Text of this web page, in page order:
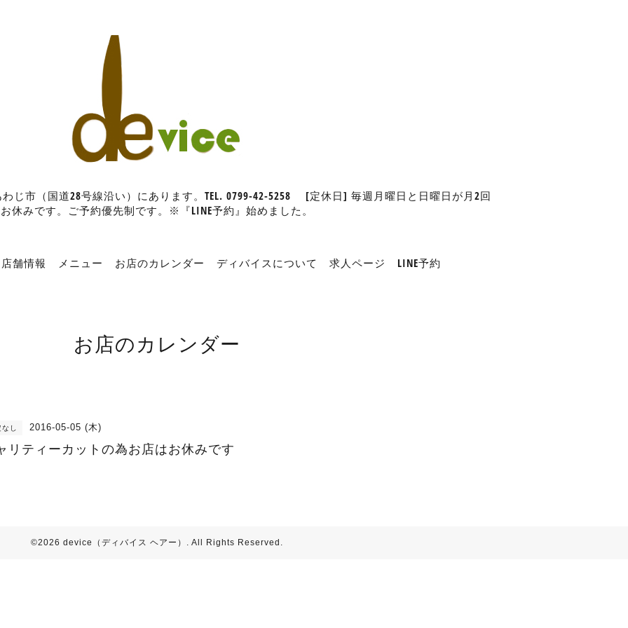
じ市（国道28号線沿い）にあります。TEL. 0799-42-5258 [定休日] 毎週月曜日と日曜日が月2回
お休みです。ご予約優先制です。※『LINE予約』始めました。
店舗情報 メニュー お店のカレンダー ディバイスについて 求人ページ LINE予約
お店のカレンダー
し 2016-05-05 (木)
リティーカットの為お店はお休みです
©2026 device（ディバイス ヘアー） . All Rights Reserved.